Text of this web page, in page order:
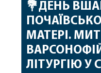
💐ДЕНЬ
МАТЕРІ.
ЛІТУРГІЮ У